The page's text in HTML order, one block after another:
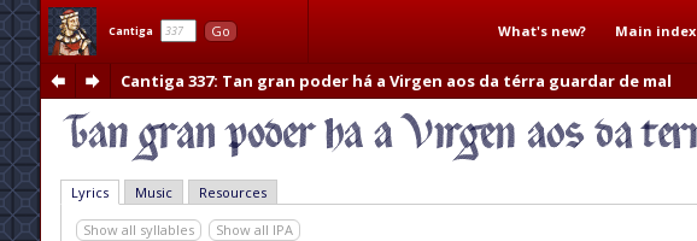
Cantiga Go What's new? Main index
Cantiga 337: Tan gran poder há a Virgen aos da térra guardar de mal
Lyrics Music Resources
Show all syllables
Show all IPA